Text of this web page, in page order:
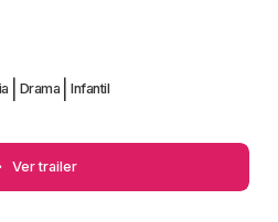
Drama Infantil
Ver trailer